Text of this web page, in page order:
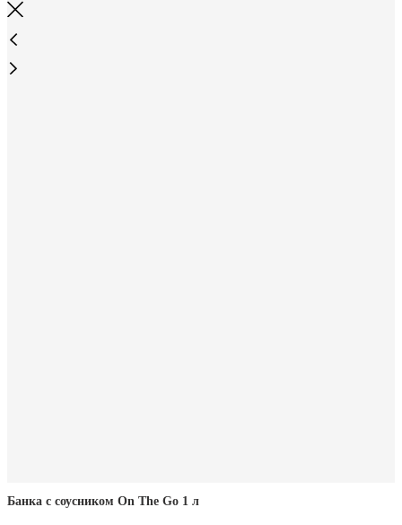
Банка с соусником On The Go 1 л